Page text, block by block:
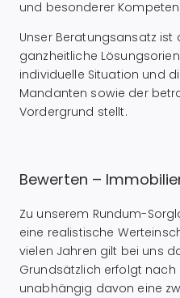
und besonderer
Unser Beratungsansatz
ganzheitliche
individuelle Situation und
Mandanten sowie der
Vordergrund stellt.
Bewerten –
Zu unserem Rundum-
eine realistische
vielen Jahren gilt bei uns
Grundsätzlich erfolgt
unabhängig davon eine